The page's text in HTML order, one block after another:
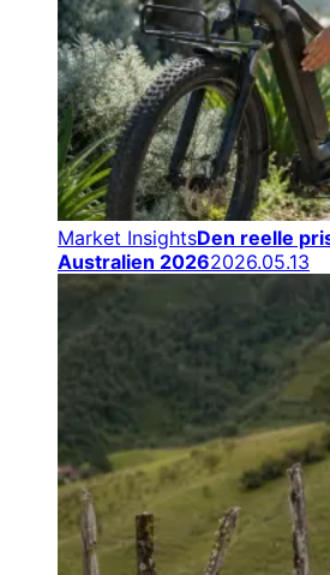
Market InsightsDen reelle
Australien 20262026.05.13